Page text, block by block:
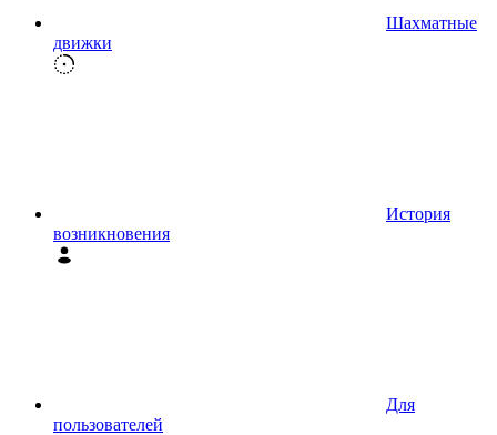
Шахматные
движки
История
возникновения
Для
пользователей